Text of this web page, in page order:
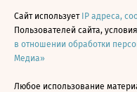
Сайт использует IP адреса,
Пользователей сайта,
в отношении обработки
Медиа»
Любое использование